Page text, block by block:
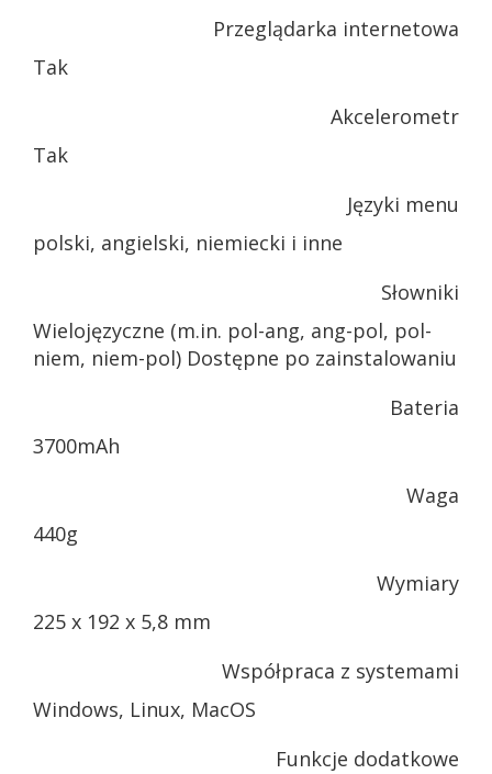
Przeglądarka internetowa
Tak
Akcelerometr
Tak
Języki menu
polski, angielski, niemiecki i inne
Słowniki
Wielojęzyczne (m.in. pol-ang, ang-pol, pol-
niem, niem-pol) Dostępne po zainstalowaniu
Bateria
3700mAh
Waga
440g
Wymiary
225 x 192 x 5,8 mm
Współpraca z systemami
Windows, Linux, MacOS
Funkcje dodatkowe